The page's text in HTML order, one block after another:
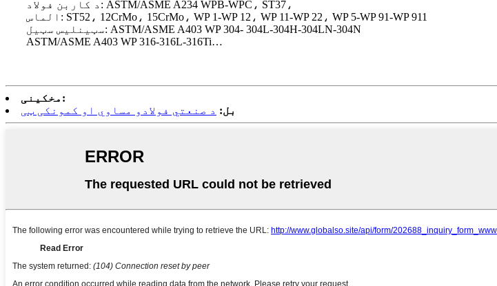
د کاربن فولاد: ASTM/ASME A234 WPB-WPC، ST37،
الماس: ST52، 12CrMo، 15CrMo، WP 1-WP 12، WP 11-WP 22، WP 5-WP 91-WP 911
سټینلیس سټیل: ASTM/ASME A403 WP 304- 304L-304H-304LN-304N
ASTM/ASME A403 WP 316-316L-316Ti…
مخکینی:
بل: د صنعتي فولادو مساوي او کمونکی ټی